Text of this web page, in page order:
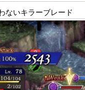
ないキラーブレード